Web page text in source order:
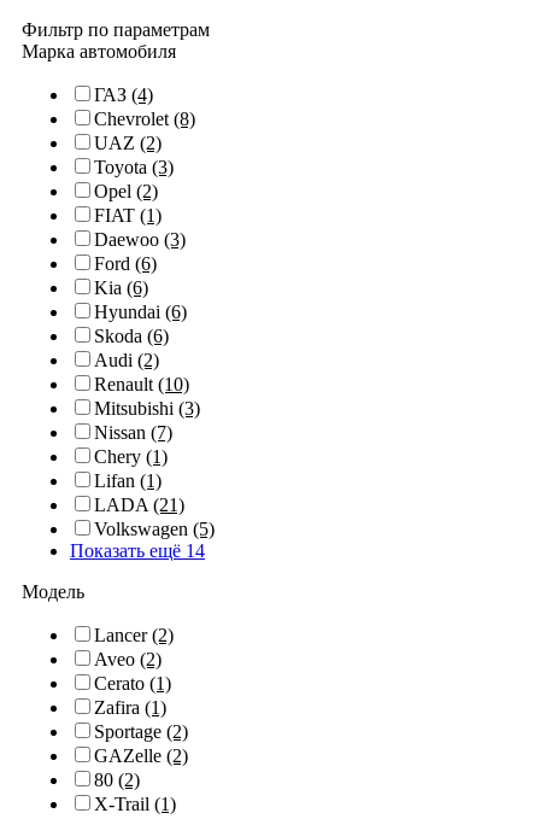
Фильтр по параметрам
Марка автомобиля
ГАЗ (4)
Chevrolet (8)
UAZ (2)
Toyota (3)
Opel (2)
FIAT (1)
Daewoo (3)
Ford (6)
Kia (6)
Hyundai (6)
Skoda (6)
Audi (2)
Renault (10)
Mitsubishi (3)
Nissan (7)
Chery (1)
Lifan (1)
LADA (21)
Volkswagen (5)
Показать ещё 14
Модель
Lancer(2)
Aveo (2)
Cerato (1)
Zafira (1)
Sportage (2)
GAZelle (2)
80 (2)
X-Trail (1)